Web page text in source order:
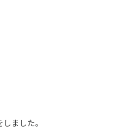
ました。